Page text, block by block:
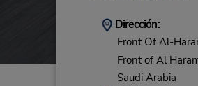
Dirección:
Front Of Al-
Front of Al
Saudi Arabia